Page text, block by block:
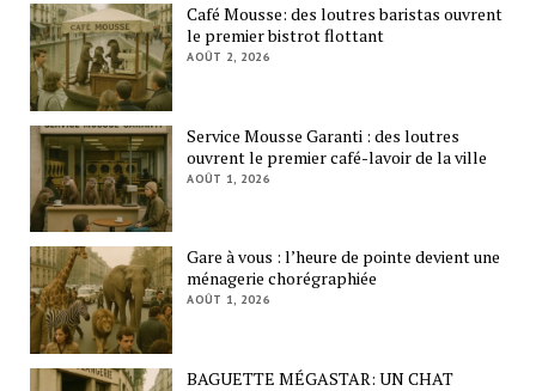
Café Mousse: des loutres baristas ouvrent
le premier bistrot flottant
AOÛT 2, 2026
Service Mousse Garanti : des loutres
ouvrent le premier café-lavoir de la ville
AOÛT 1, 2026
Gare à vous : l’heure de pointe devient une
ménagerie chorégraphiée
AOÛT 1, 2026
BAGUETTE MÉGASTAR: UN CHAT